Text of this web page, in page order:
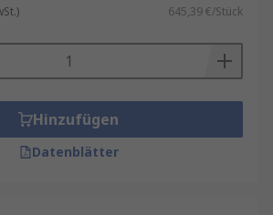
645,39 €/Stück
Hinzufügen
Datenblätter